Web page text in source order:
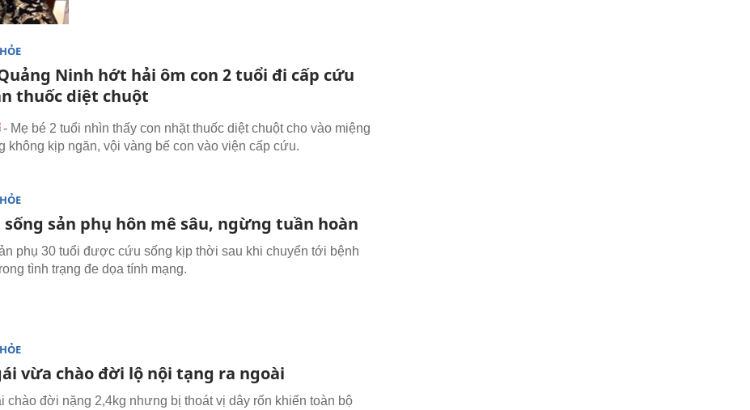
Ninh hớt hải ôm con 2 tuổi đi cấp cứu
thuốc diệt chuột
- Mẹ bé 2 tuổi nhìn thấy con nhặt thuốc diệt chuột cho vào miệng
không kịp ngăn, vội vàng bế con vào viện cấp cứu.
sống sản phụ hôn mê sâu, ngừng tuần hoàn
phụ 30 tuổi được cứu sống kịp thời sau khi chuyển tới bệnh
tình trạng đe dọa tính mạng.
vừa chào đời lộ nội tạng ra ngoài
chào đời nặng 2,4kg nhưng bị thoát vị dây rốn khiến toàn bộ